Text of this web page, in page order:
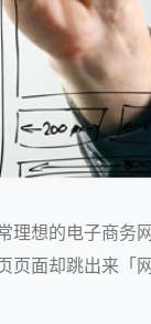
想的电子商务
面却跳出来